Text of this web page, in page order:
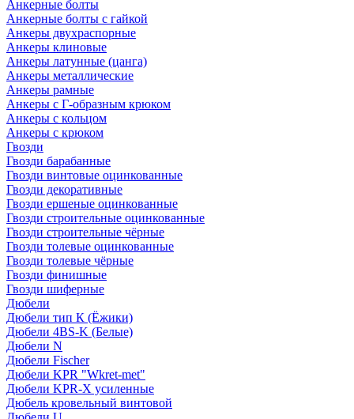
Анкерные болты
Анкерные болты с гайкой
Анкеры двухраспорные
Анкеры клиновые
Анкеры латунные (цанга)
Анкеры металлические
Анкеры рамные
Анкеры с Г-образным крюком
Анкеры с кольцом
Анкеры с крюком
Гвозди
Гвозди барабанные
Гвозди винтовые оцинкованные
Гвозди декоративные
Гвозди ершеные оцинкованные
Гвозди строительные оцинкованные
Гвозди строительные чёрные
Гвозди толевые оцинкованные
Гвозди толевые чёрные
Гвозди финишные
Гвозди шиферные
Дюбели
Дюбели тип К (Ёжики)
Дюбели 4BS-K (Белые)
Дюбели N
Дюбели Fischer
Дюбели KPR "Wkret-met"
Дюбели KPR-Х усиленные
Дюбель кровельный винтовой